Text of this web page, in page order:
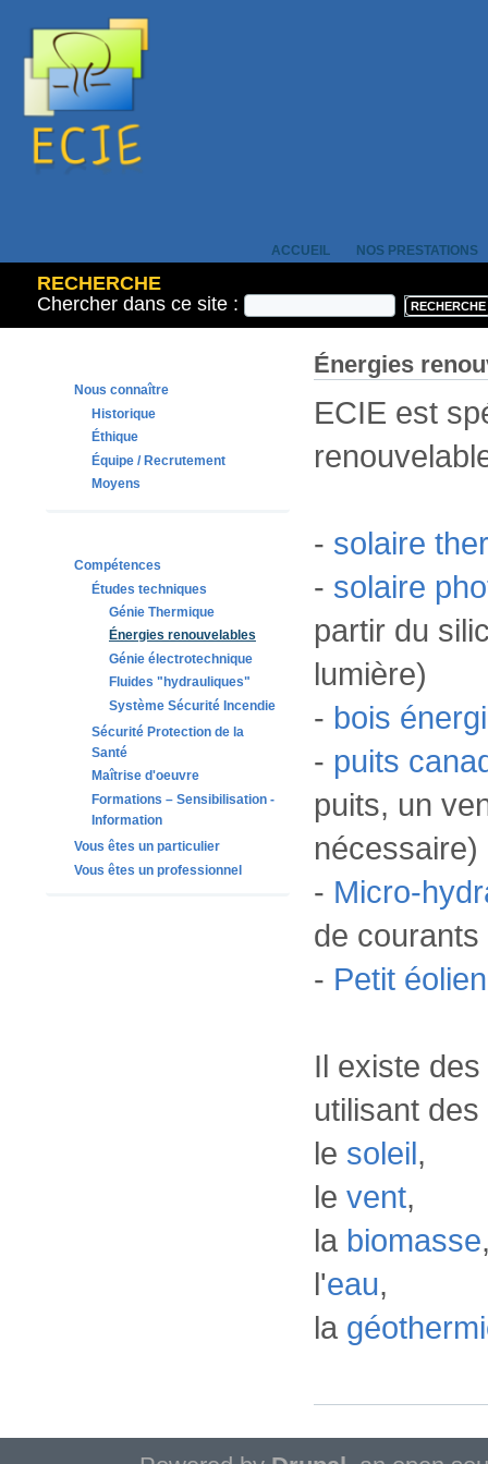
ACCUEIL NOS PRESTATIONS
RECHERCHE
Chercher dans ce site :
Nous connaître
Historique
Éthique
Équipe / Recrutement
Moyens
Compétences
Études techniques
Génie Thermique
Énergies renouvelables
Génie électrotechnique
Fluides "hydrauliques"
Système Sécurité Incendie
Sécurité Protection de la
Santé
Maîtrise d'oeuvre
Formations – Sensibilisation -
Information
Vous êtes un particulier
Vous êtes un professionnel
Énergies
ECIE est
- solaire
- solaire
partir du
lumière)
- bois
- puits
puits, un
nécessaire)
- Micro-
de courants
- Petit éolien
Il existe
utilisant
le soleil,
le vent,
la biomasse
l'eau,
la